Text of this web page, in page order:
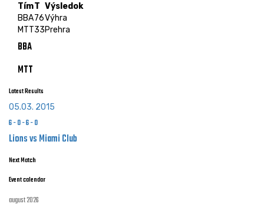
TímT Výsledok
BBA76Výhra
MTT33Prehra
BBA
MTT
Latest Results
05.03. 2015
6-0-6-0
Lions vs Miami Club
Next Match
Event calendar
august 2026